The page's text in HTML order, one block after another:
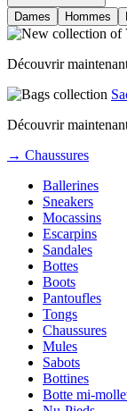
Dames Hommes
Découvrir
Découvrir
→ Chaussures
Ballerines
Sneakers
Mocassins
Escarpins
Sandales
Bottes
Boots
Pantoufles
Tongs
Chaussures
Mules
Sabots
Bottines
Botte mi-